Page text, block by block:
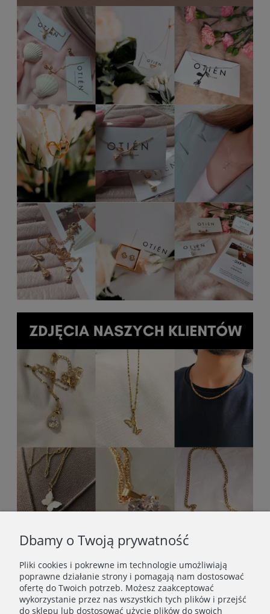
Dbamy o Twoją prywatność
Pliki cookies i pokrewne im technologie umożliwiają
poprawne działanie strony i pomagają nam dostosować
ofertę do Twoich potrzeb. Możesz zaakceptować
wykorzystanie przez nas wszystkich tych plików i przejść
do sklepu lub dostosować użycie plików do swoich